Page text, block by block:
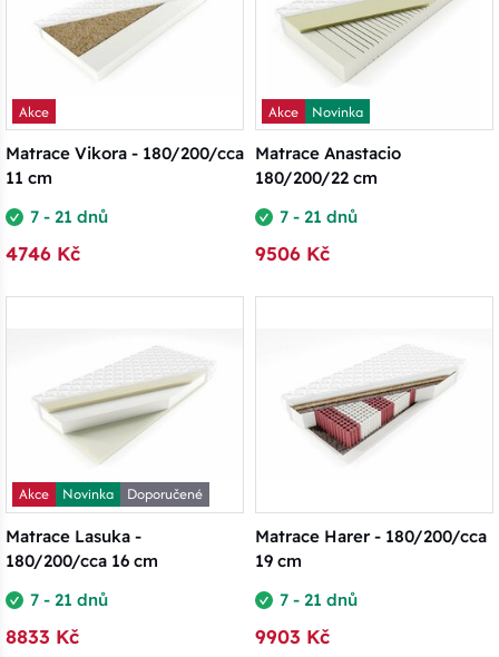
Akce
Matrace Vikora - 180/200/cca
11 cm
7 - 21 dnů
4746 Kč
Akce
Novinka
Matrace Anastacio
180/200/22 cm
7 - 21 dnů
9506 Kč
Akce Novinka
Doporučené
Matrace Lasuka -
180/200/cca 16 cm
7 - 21 dnů
8833 Kč
Matrace Harer - 180/200/cca
19 cm
7 - 21 dnů
9903 Kč